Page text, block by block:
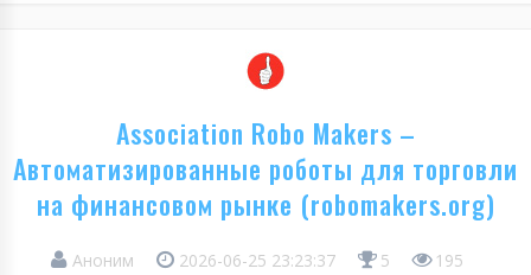
Association Robo Makers –
Автоматизированные роботы для торговли
на финансовом рынке (robomakers.org)
Аноним 2026-06-25 23:23:37 5 195